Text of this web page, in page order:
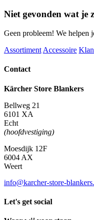
Niet gevonden wat je
Geen probleem! We helpen
Assortiment Accessoire
Contact
Kärcher Store Blankers
Bellweg 21
6101 XA
Echt
(hoofdvestiging)
Moesdijk 12F
6004 AX
Weert
info@karcher-store-
Let's get social